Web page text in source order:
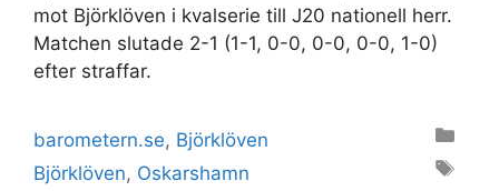
mot Björklöven i kvalserie till J20 nationell herr.
Matchen slutade 2-1 (1-1, 0-0, 0-0, 0-0, 1-0)
efter straffar.
Categories
barometern.se, Björklöven
Tags
Björklöven, Oskarshamn